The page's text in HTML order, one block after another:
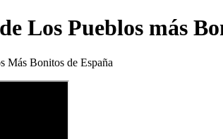
Los Pueblos más
Más Bonitos de España